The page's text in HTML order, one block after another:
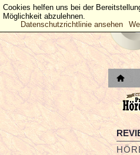
Cookies helfen uns bei der
Möglichkeit abzulehnen.
Datenschutzrichtlinie ansehen